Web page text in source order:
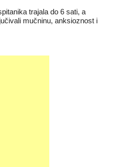
trajala do 6 sati, a
mučninu, anksioznost i